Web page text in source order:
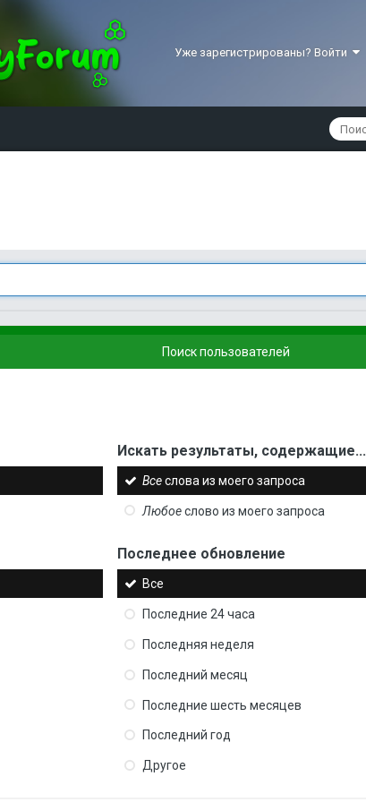
Уже зарегистрированы? Войти
Поиск пользователей
Искать результаты, содержащие...
Всеслова из моего запроса
Любоеслово из моего запроса
Последнее обновление
Все
Последние 24 часа
Последняя неделя
Последний месяц
Последние шесть месяцев
Последний год
Другое